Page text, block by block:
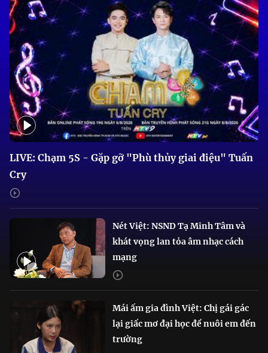
LIVE: Chạm 5S - Gặp gỡ "Phù thủy giai điệu" Tuấn
Cry
Nét Việt: NSND Tạ Minh Tâm và
khát vọng lan tỏa âm nhạc cách
mạng
Mái ấm gia đình Việt: Chị gái gác
lại giấc mơ đại học để nuôi em đến
trường